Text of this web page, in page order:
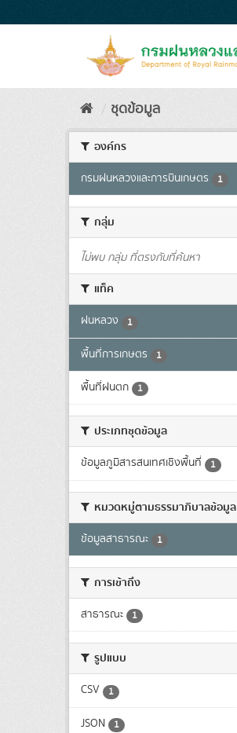
to
ชุดข้อมูล
องค์กร
กรมฝนหลวงและการบินเกษตร 1
กลุ่ม
ไม่พบ กลุ่ม ที่ตรงกับที่ค้นหา
แท็ค
ฝนหลวง 1
พื้นที่การเกษตร 1
พื้นที่ฝนตก 1
ประเภทชุดข้อมูล
ข้อมูลภูมิสารสนเทศเชิงพื้นที่ 1
หมวดหมู่ตามธรรมาภิบาลข้อมูล
ข้อมูลสาธารณะ 1
การเข้าถึง
สาธารณะ 1
รูปแบบ
CSV 1
JSON 1